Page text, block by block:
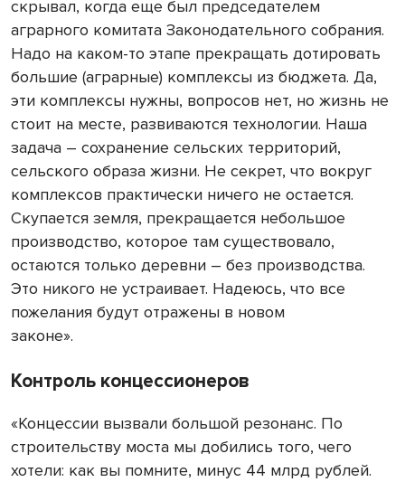
скрывал, когда еще был председателем
аграрного комитата Законодательного собрания.
Надо на каком-то этапе прекращать дотировать
большие (аграрные) комплексы из бюджета. Да,
эти комплексы нужны, вопросов нет, но жизнь не
стоит на месте, развиваются технологии. Наша
задача – сохранение сельских территорий,
сельского образа жизни. Не секрет, что вокруг
комплексов практически ничего не остается.
Скупается земля, прекращается небольшое
производство, которое там существовало,
остаются только деревни – без производства.
Это никого не устраивает. Надеюсь, что все
пожелания будут отражены в новом
законе».
Контроль концессионеров
«Концессии вызвали большой резонанс. По
строительству моста мы добились того, чего
хотели: как вы помните, минус 44 млрд рублей.